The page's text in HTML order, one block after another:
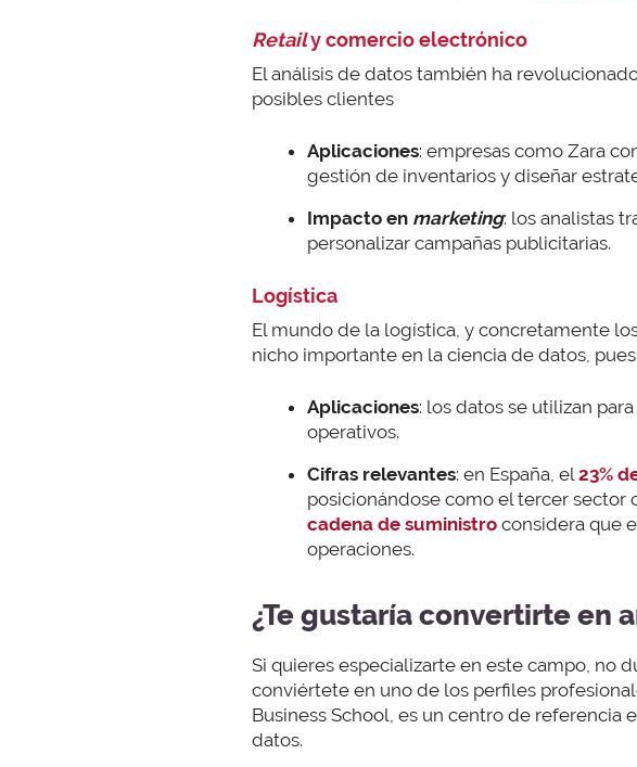
Retaily comercio electrónico
El análisis de datos también ha
posibles clientes
Aplicaciones: empresas como Zara
gestión de inventarios y diseñar
Impacto en marketing: los analistas
personalizar campañas publicitarias.
Logística
El mundo de la logística, y concretamente
nicho importante en la ciencia de datos,
Aplicaciones: los datos se utilizan
operativos.
Cifras relevantes: en España, el23%
posicionándose como el tercer sector
cadena de suministro considera que
operaciones.
¿Te gustaría convertirte en
Si quieres especializarte en este campo, no
conviértete en uno de los perfiles
Business School, es un centro de
datos.